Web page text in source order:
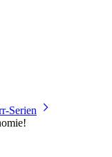
Serien